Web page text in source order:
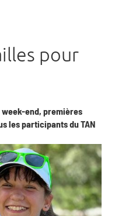
pour
end, premières
les participants du TAN